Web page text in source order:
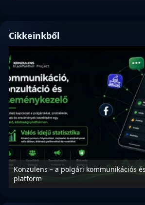
Cikkeinkből
Konzulens – a polgári kommunikációs
platform